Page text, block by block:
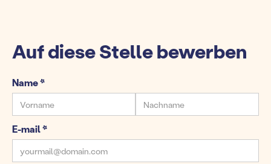
Auf diese Stelle bewerben
Name *
E-mail *